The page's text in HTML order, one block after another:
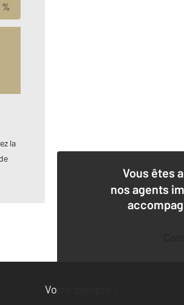
%
la
Vous êtes
nos agents
Votre compte :